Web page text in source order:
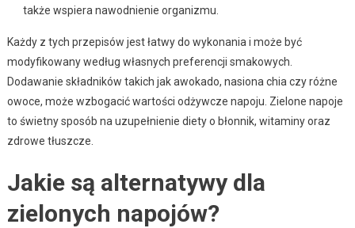
także wspiera nawodnienie organizmu.
Każdy z tych przepisów jest łatwy do wykonania i może być
modyfikowany według własnych preferencji smakowych.
Dodawanie składników takich jak awokado, nasiona chia czy różne
owoce, może wzbogacić wartości odżywcze napoju. Zielone napoje
to świetny sposób na uzupełnienie diety o błonnik, witaminy oraz
zdrowe tłuszcze.
Jakie są alternatywy dla
zielonych napojów?